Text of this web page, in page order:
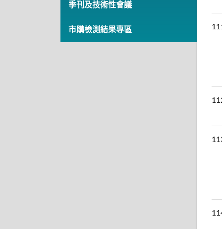
季刊及技術性會議
市購檢測結果專區